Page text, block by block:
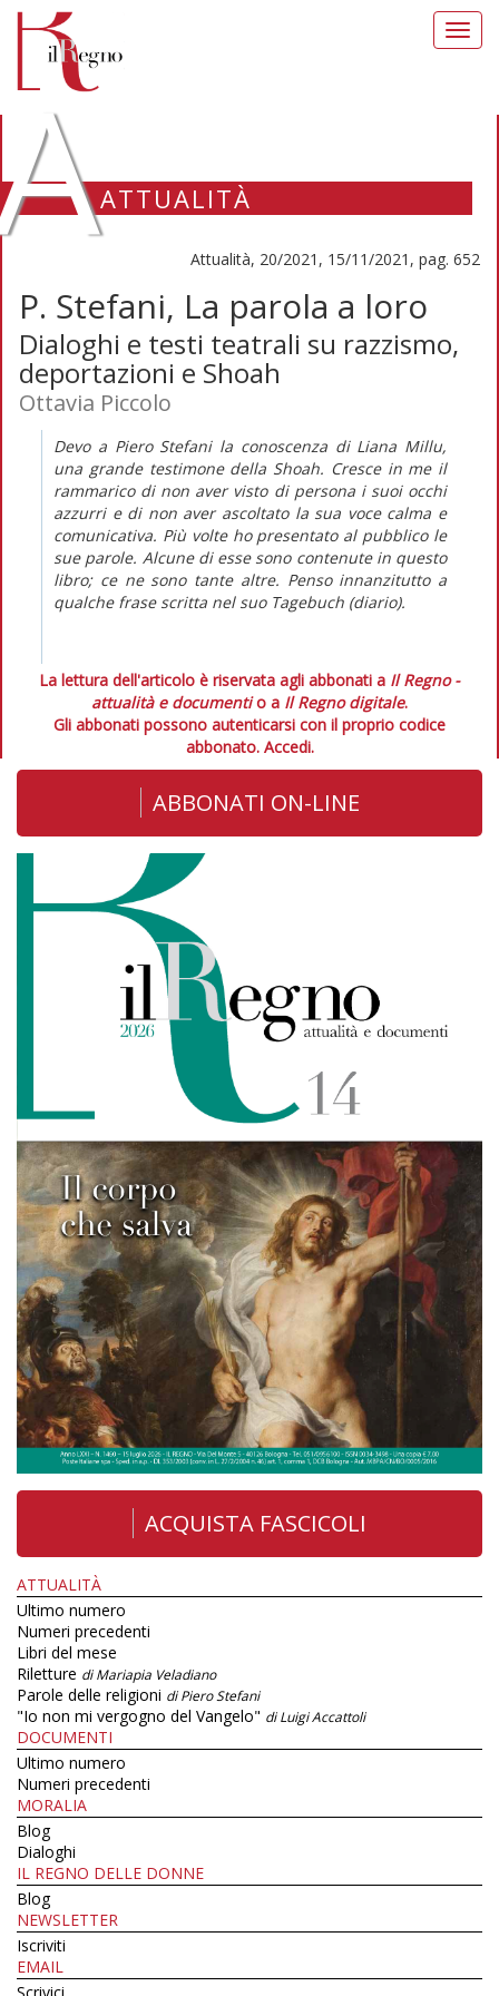
ATTUALITÀ
Attualità, 20/2021, 15/11/2021, pag. 652
P. Stefani, La parola a loro
Dialoghi e testi teatrali su razzismo,
deportazioni e Shoah
Ottavia Piccolo
Devo a Piero Stefani la conoscenza di Liana Millu,
una grande testimone della Shoah. Cresce in me il
rammarico di non aver visto di persona i suoi occhi
azzurri e di non aver ascoltato la sua voce calma e
comunicativa. Più volte ho presentato al pubblico le
sue parole. Alcune di esse sono contenute in questo
libro; ce ne sono tante altre. Penso innanzitutto a
qualche frase scritta nel suo Tagebuch (diario).
La lettura dell'articolo è riservata agli abbonati a Il Regno -
attualità e documentio a Il Regno digitale.
Gli abbonati possono autenticarsi con il proprio codice
abbonato. Accedi.
ABBONATI ON-LINE
ACQUISTA FASCICOLI
ATTUALITÀ
Ultimo numero
Numeri precedenti
Libri del mese
Riletture di Mariapia Veladiano
Parole delle religioni di Piero Stefani
"Io non mi vergogno del Vangelo" di Luigi Accattoli
DOCUMENTI
Ultimo numero
Numeri precedenti
MORALIA
Blog
Dialoghi
IL REGNO DELLE DONNE
Blog
NEWSLETTER
Iscriviti
EMAIL